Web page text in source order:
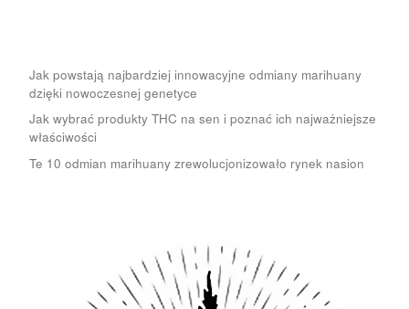
Jak powstają najbardziej innowacyjne odmiany marihuany
dzięki nowoczesnej genetyce
Jak wybrać produkty THC na sen i poznać ich najważniejsze
właściwości
Te 10 odmian marihuany zrewolucjonizowało rynek nasion